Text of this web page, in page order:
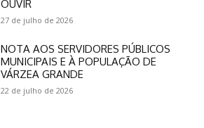
OUVIR
27 de julho de 2026
NOTA AOS SERVIDORES PÚBLICOS
MUNICIPAIS E À POPULAÇÃO DE
VÁRZEA GRANDE
22 de julho de 2026